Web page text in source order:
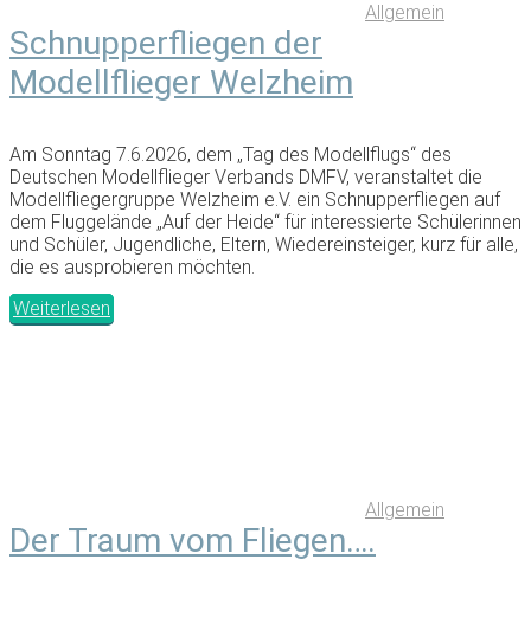
Allgemein
Schnupperfliegen der
Modellflieger Welzheim
Am Sonntag 7.6.2026, dem „Tag des Modellflugs“ des
Deutschen Modellflieger Verbands DMFV, veranstaltet die
Modellfliegergruppe Welzheim e.V. ein Schnupperfliegen auf
dem Fluggelände „Auf der Heide“ für interessierte Schülerinnen
und Schüler, Jugendliche, Eltern, Wiedereinsteiger, kurz für alle,
die es ausprobieren möchten.
Weiterlesen
Allgemein
Der Traum vom Fliegen….